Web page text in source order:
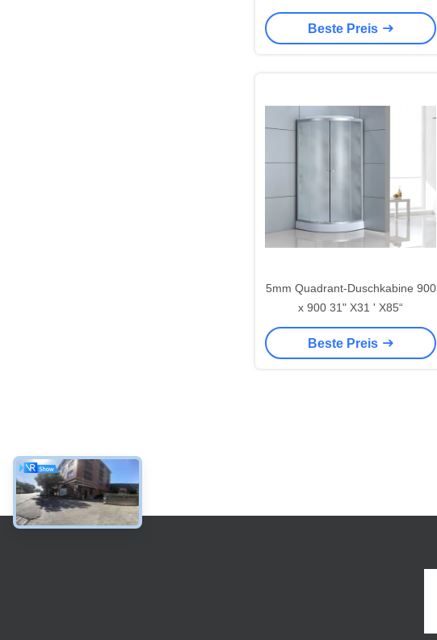
EckKlarglas
Beste Preis
5mm Quadrant-Duschkabine 900
x 900 31" X31 ' X85“
Beste Preis